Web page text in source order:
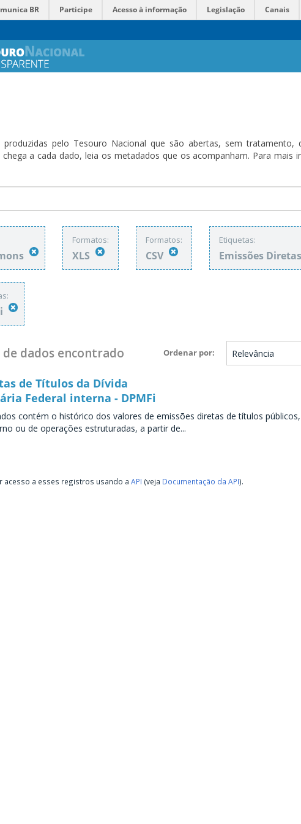
BR Participe Acesso à informação Legislação Canais
pelo Tesouro Nacional que são abertas, sem tratamento,
a cada dado, leia os metadados que os acompanham. Para mais
Formatos:
XLS
Formatos:
CSV
Etiquetas:
Emissões Diretas
Ordenar por
dados encontrado
de Títulos da Dívida
Federal interna - DPMFi
contém o histórico dos valores de emissões diretas de títulos
ou de operações estruturadas, a partir de...
acesso a esses registros usando a API (veja Documentação da API).